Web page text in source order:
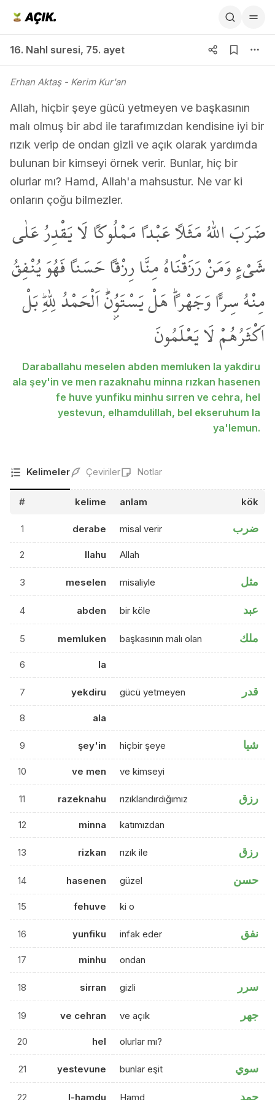
16. Nahl suresi, 75. ayet
Erhan Aktaş- Kerim Kur'an
Allah, hiçbir şeye gücü yetmeyen ve başkasının
malı olmuş bir abd ile tarafımızdan kendisine iyi bir
rızık verip de ondan gizli ve açık olarak yardımda
bulunan bir kimseyi örnek verir. Bunlar, hiç bir
olurlar mı? Hamd, Allah'a mahsustur. Ne var ki
onların çoğu bilmezler.
ضَرَبَ اللّٰهُ مَثَلاً عَبْداً مَمْلُوكاً لَا يَقْدِرُ عَلٰى
شَيْءٍ وَمَنْ رَزَقْنَاهُ مِنَّا رِزْقاً حَسَناً فَهُوَ يُنْفِقُ
مِنْهُ سِراًّ وَجَهْراًۜ هَلْ يَسْتَوُ۫نَۜ اَلْحَمْدُ لِلّٰهِۜ بَلْ
اَكْثَرُهُمْ لَا يَعْلَمُونَ
Daraballahu meselen abden memluken la yakdiru
ala şey'in ve men razaknahu minna rızkan hasenen
fe huve yunfiku minhu sırren ve cehra, hel
yestevun, elhamdulillah, bel ekseruhum la
ya'lemun.
Kelimeler Çeviriler Notlar
# kelime anlam kök
1 derabe misal verir ضرب
2 llahu Allah
3 meselen misaliyle مثل
4 abden bir köle عبد
5 memluken başkasının malı olan ملك
6 la
7 yekdiru gücü yetmeyen قدر
8 ala
9 şey'in hiçbir şeye شيا
10 ve men ve kimseyi
11 razeknahu rızıklandırdığımız رزق
12 minna katımızdan
13 rizkan rızık ile رزق
14 hasenen güzel حسن
15 fehuve ki o
16 yunfiku infak eder نفق
17 minhu ondan
18 sirran gizli سرر
19 ve cehran ve açık جهر
20 hel olurlar mı?
21 yestevune bunlar eşit سوي
22 l-hamdu Hamd حمد